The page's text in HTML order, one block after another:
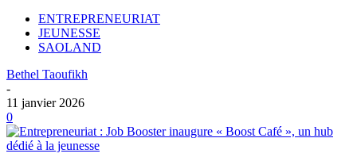
ENTREPRENEURIAT
JEUNESSE
SAOLAND
Bethel Taoufikh
-
11 janvier 2026
0